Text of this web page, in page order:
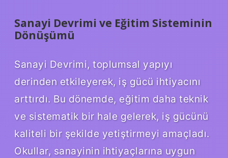
Sanayi Devrimi ve Eğitim Sisteminin
Dönüşümü
Sanayi Devrimi, toplumsal yapıyı
derinden etkileyerek, iş gücü ihtiyacını
arttırdı. Bu dönemde, eğitim daha teknik
ve sistematik bir hale gelerek, iş gücünü
kaliteli bir şekilde yetiştirmeyi amaçladı.
Okullar, sanayinin ihtiyaçlarına uygun